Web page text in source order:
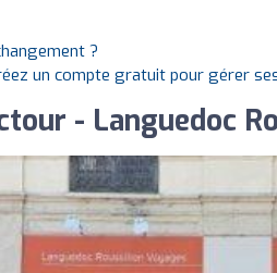
?
un compte gratuit pour gérer
- Languedoc